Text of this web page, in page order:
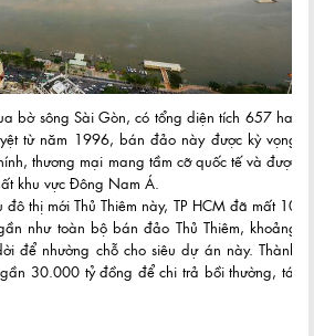
bờ sông Sài Gòn, có tổng diện tích 657 ha.
từ năm 1996, bán đảo này được kỳ vọng
thương mại mang tầm cỡ quốc tế và được
khu vực Đông Nam Á.
thị mới Thủ Thiêm này, TP HCM đã mất 10
như toàn bộ bán đảo Thủ Thiêm, khoảng
để nhường chỗ cho siêu dự án này. Thành
30.000 tỷ đồng để chi trả bồi thường, tái